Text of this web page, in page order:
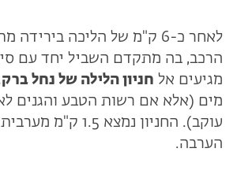
לאחר כ-6 ק"מ של הליכה
הרכב, בה מתקדם השביל יחד עם
מגיעים אל חניון הלילה של נחל ברק
מים (אלא אם רשות הטבע והגנים
עוקב). החניון נמצא 1.5
הערבה.